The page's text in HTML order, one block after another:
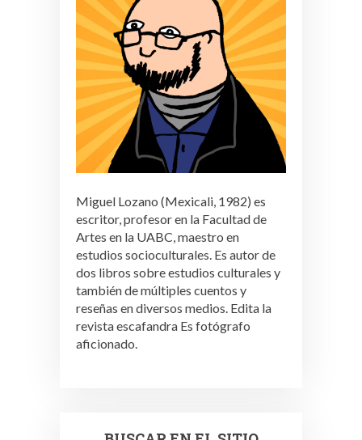
Miguel Lozano (Mexicali, 1982) es
escritor, profesor en la Facultad de
Artes en la UABC, maestro en
estudios socioculturales. Es autor de
dos libros sobre estudios culturales y
también de múltiples cuentos y
reseñas en diversos medios. Edita la
revista escafandra Es fotógrafo
aficionado.